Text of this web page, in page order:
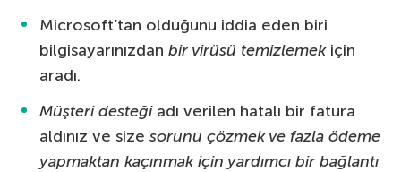
Microsoft’tan olduğunu iddia eden biri
bilgisayarınızdan bir virüsü temizlemekiçin
aradı.
Müşteri desteğiadı verilen hatalı bir fatura
aldınız ve size sorunu çözmek ve fazla ödeme
yapmaktan kaçınmak için yardımcı bir bağlantı